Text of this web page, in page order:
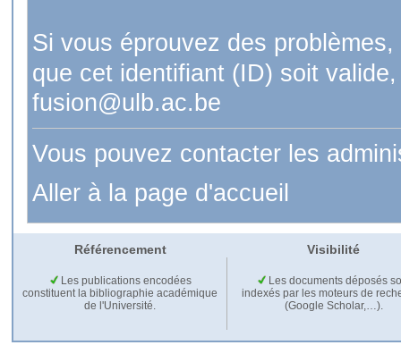
Si vous éprouvez des
que cet identifiant (ID) soit
fusion@ulb.ac.be
Vous pouvez contacter les
Aller à la page d'accueil
Référencement Visibilité
Les publications encodées
constituent la bibliographie académique
de l'Université.
Les documents déposés
indexés par les moteurs de
(Google Scholar,…).